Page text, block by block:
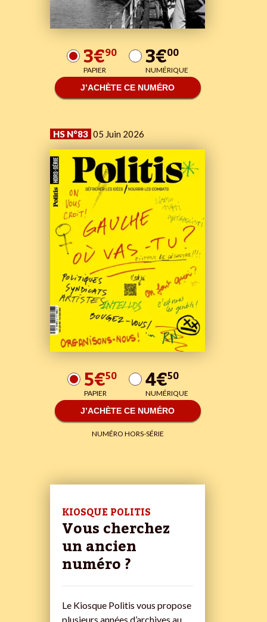
3€90
PAPIER 3€00
NUMÉRIQUE
J’ACHÈTE CE NUMÉRO
HS N°83 05 Juin 2026
5€50
PAPIER 4€50
NUMÉRIQUE
J’ACHÈTE CE NUMÉRO
NUMÉRO HORS-SÉRIE
KIOSQUE POLITIS
Vous cherchez
un ancien
numéro ?
Le Kiosque Politis vous propose
plusieurs années d’archives au